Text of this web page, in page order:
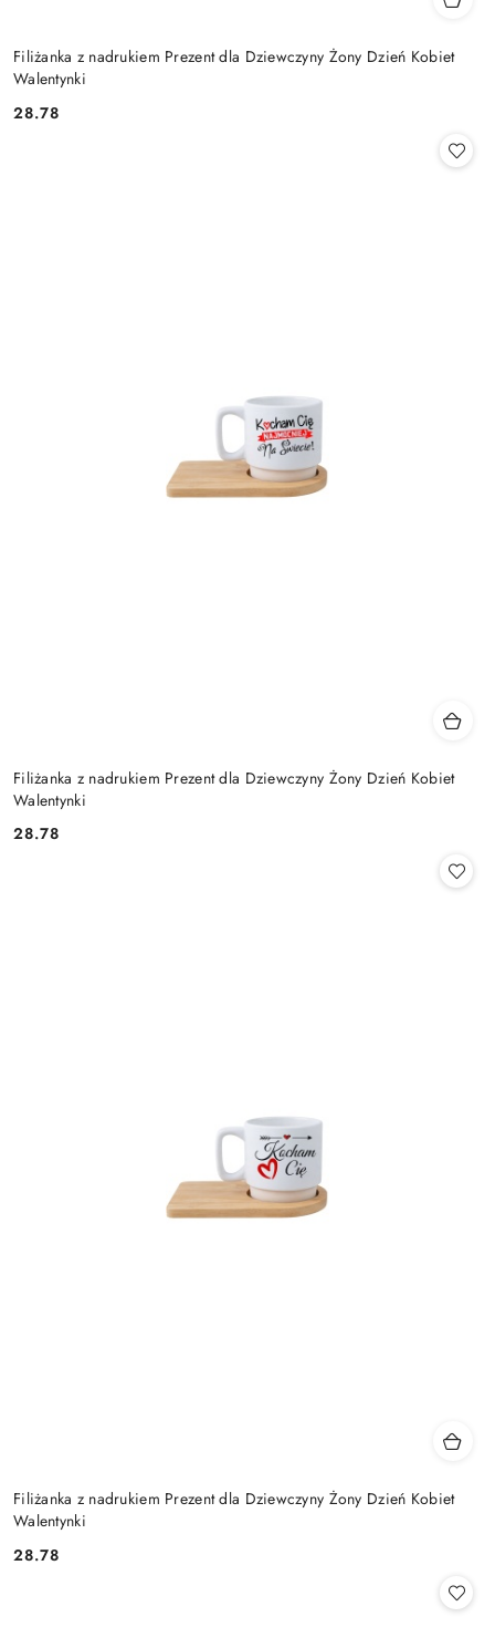
Filiżanka z nadrukiem Prezent dla Dziewczyny Żony Dzień Kobiet
Walentynki
Cena:
28.78
Filiżanka z nadrukiem Prezent dla Dziewczyny Żony Dzień Kobiet
Walentynki
Cena:
28.78
Filiżanka z nadrukiem Prezent dla Dziewczyny Żony Dzień Kobiet
Walentynki
Cena:
28.78